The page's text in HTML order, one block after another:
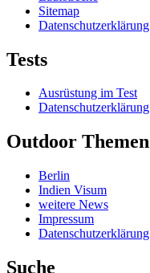
Sitemap
Datenschutzerklärung
Tests
Ausrüstung im Test
Datenschutzerklärung
Outdoor Themen
Berlin
Indien Visum
weitere News
Impressum
Datenschutzerklärung
Suche